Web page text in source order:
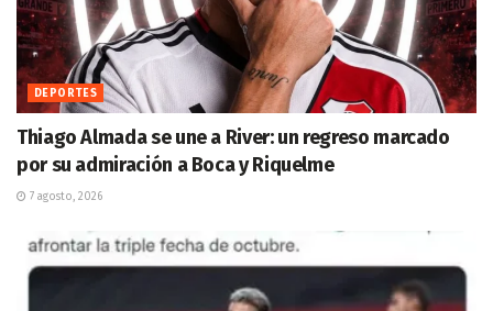
DEPORTES
Thiago Almada se une a River: un regreso marcado
por su admiración a Boca y Riquelme
7 agosto, 2026